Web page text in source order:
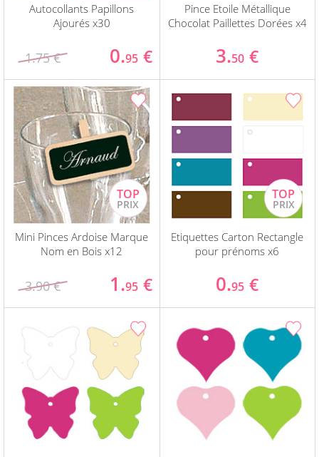
Autocollants Papillons
Ajourés x30
1.75 € 0.95 €
Pince Etoile Métallique
Chocolat Paillettes Dorées x4
3.50 €
Mini Pinces Ardoise Marque
Nom en Bois x12
3.90 € 1.95 €
Etiquettes Carton Rectangle
pour prénoms x6
0.95 €